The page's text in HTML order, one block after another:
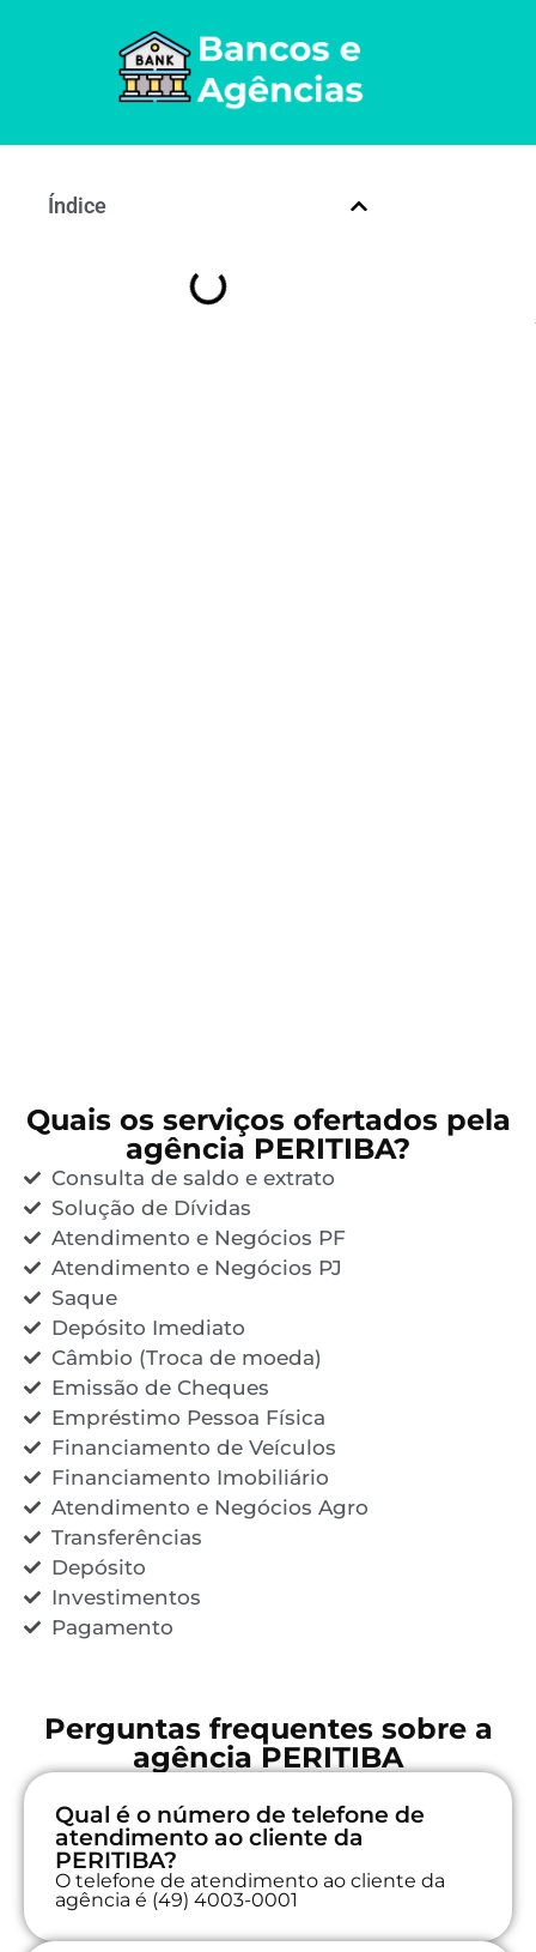
Índice
Quais os serviços ofertados pela
agência PERITIBA?
Consulta de saldo e extrato
Solução de Dívidas
Atendimento e Negócios PF
Atendimento e Negócios PJ
Saque
Depósito Imediato
Câmbio (Troca de moeda)
Emissão de Cheques
Empréstimo Pessoa Física
Financiamento de Veículos
Financiamento Imobiliário
Atendimento e Negócios Agro
Transferências
Depósito
Investimentos
Pagamento
Perguntas frequentes sobre a
agência PERITIBA
Qual é o número de telefone de
atendimento ao cliente da
PERITIBA?
O telefone de atendimento ao cliente da
agência é (49) 4003-0001